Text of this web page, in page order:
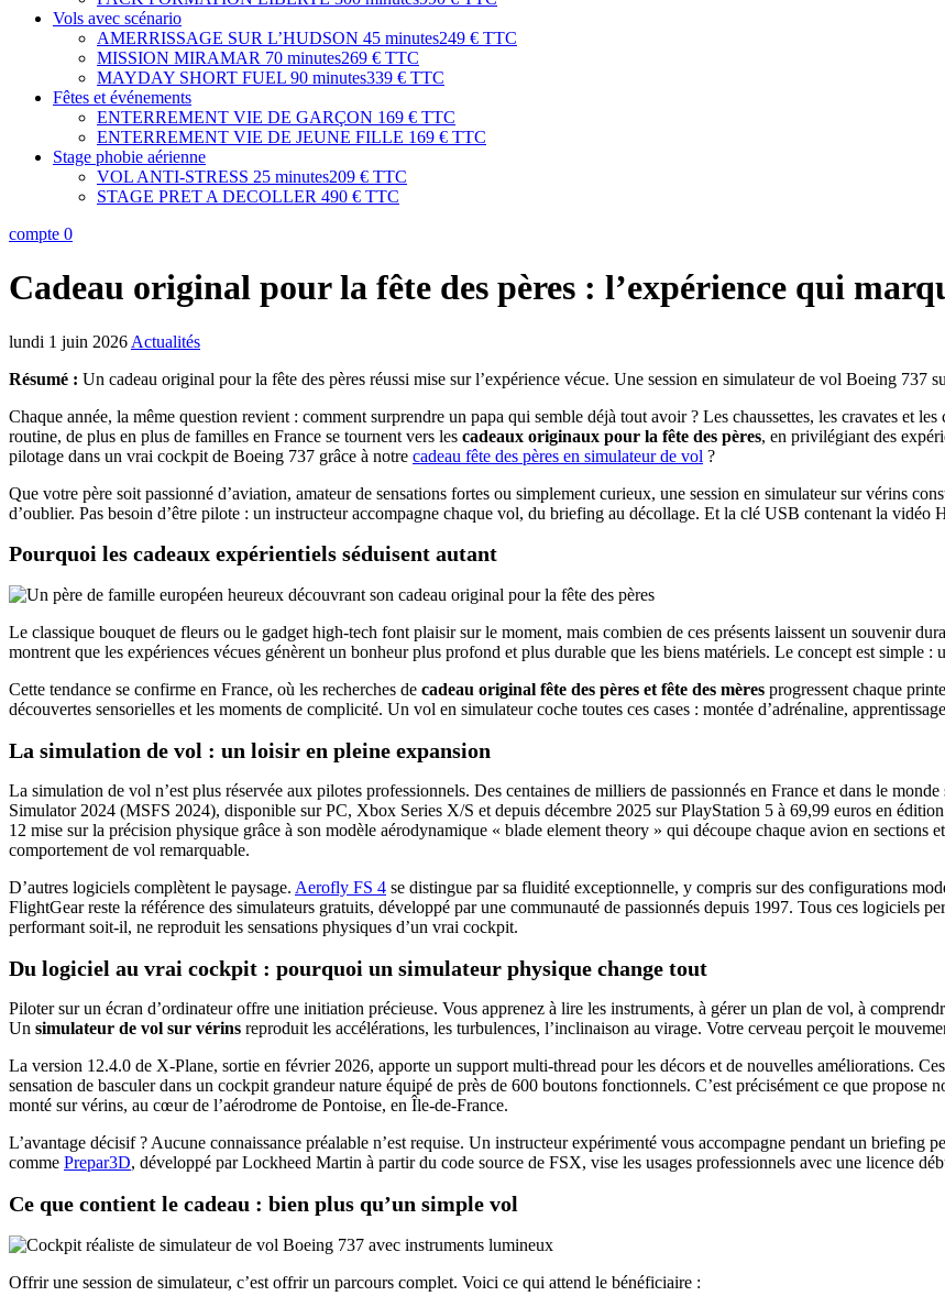
Vols avec scénario
AMERRISSAGE SUR L’HUDSON 45 minutes249 € TTC
MISSION MIRAMAR 70 minutes269 € TTC
MAYDAY SHORT FUEL 90 minutes339 € TTC
Fêtes et événements
ENTERREMENT VIE DE GARÇON 169 € TTC
ENTERREMENT VIE DE JEUNE FILLE 169 € TTC
Stage phobie aérienne
VOL ANTI-STRESS 25 minutes209 € TTC
STAGE PRET A DECOLLER 490 € TTC
compte 0
Cadeau original pour la fête des pères : l’expérience qui
lundi 1 juin 2026 Actualités
Résumé : Un cadeau original pour la fête des pères réussi mise sur l’expérience vécue. Une session en simulateur de vol Boeing
Chaque année, la même question revient : comment surprendre un papa qui semble déjà tout avoir ? Les chaussettes, les cravates et
routine, de plus en plus de familles en France se tournent vers les cadeaux originaux pour la fête des pères, en privilégiant des
pilotage dans un vrai cockpit de Boeing 737 grâce à notre cadeau fête des pères en simulateur de vol ?
Que votre père soit passionné d’aviation, amateur de sensations fortes ou simplement curieux, une session en simulateur sur vérins
d’oublier. Pas besoin d’être pilote : un instructeur accompagne chaque vol, du briefing au décollage. Et la clé USB contenant la vidéo
Pourquoi les cadeaux expérientiels séduisent autant
Le classique bouquet de fleurs ou le gadget high-tech font plaisir sur le moment, mais combien de ces présents laissent un souvenir
montrent que les expériences vécues génèrent un bonheur plus profond et plus durable que les biens matériels. Le concept est simple :
Cette tendance se confirme en France, où les recherches de cadeau original fête des pères et fête des mères progressent chaque
découvertes sensorielles et les moments de complicité. Un vol en simulateur coche toutes ces cases : montée d’adrénaline,
La simulation de vol : un loisir en pleine expansion
La simulation de vol n’est plus réservée aux pilotes professionnels. Des centaines de milliers de passionnés en France et dans le
Simulator 2024 (MSFS 2024), disponible sur PC, Xbox Series X/S et depuis décembre 2025 sur PlayStation 5 à 69,99 euros en
12 mise sur la précision physique grâce à son modèle aérodynamique « blade element theory » qui découpe chaque avion en sections
comportement de vol remarquable.
D’autres logiciels complètent le paysage. Aerofly FS 4 se distingue par sa fluidité exceptionnelle, y compris sur des configurations
FlightGear reste la référence des simulateurs gratuits, développé par une communauté de passionnés depuis 1997. Tous ces logiciels
performant soit-il, ne reproduit les sensations physiques d’un vrai cockpit.
Du logiciel au vrai cockpit : pourquoi un simulateur physique change tout
Piloter sur un écran d’ordinateur offre une initiation précieuse. Vous apprenez à lire les instruments, à gérer un plan de vol, à
Un simulateur de vol sur vérins reproduit les accélérations, les turbulences, l’inclinaison au virage. Votre cerveau perçoit le
La version 12.4.0 de X-Plane, sortie en février 2026, apporte un support multi-thread pour les décors et de nouvelles améliorations.
sensation de basculer dans un cockpit grandeur nature équipé de près de 600 boutons fonctionnels. C’est précisément ce que propose
monté sur vérins, au cœur de l’aérodrome de Pontoise, en Île-de-France.
L’avantage décisif ? Aucune connaissance préalable n’est requise. Un instructeur expérimenté vous accompagne pendant un
comme Prepar3D, développé par Lockheed Martin à partir du code source de FSX, vise les usages professionnels avec une licence
Ce que contient le cadeau : bien plus qu’un simple vol
Offrir une session de simulateur, c’est offrir un parcours complet. Voici ce qui attend le bénéficiaire :